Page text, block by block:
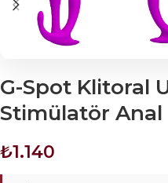
G-Spot Klitoral
Stimülatör Anal
₺1.140